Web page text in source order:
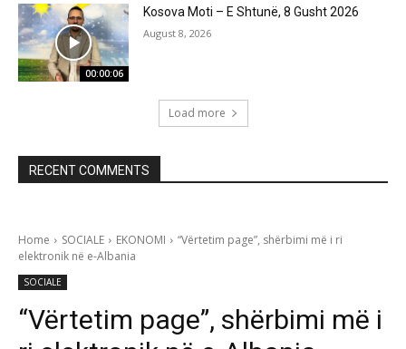
00:00:06
Kosova Moti – E Shtunë, 8 Gusht 2026
August 8, 2026
Load more
RECENT COMMENTS